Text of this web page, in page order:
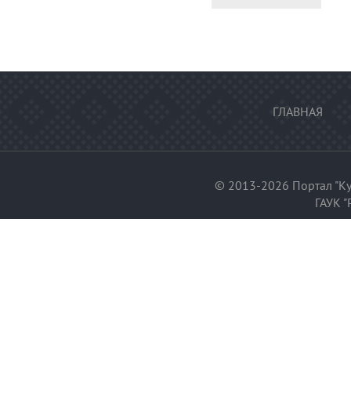
ГЛАВНАЯ
© 2013-2026 Портал
ГАУК